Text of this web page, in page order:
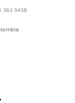
383 5458